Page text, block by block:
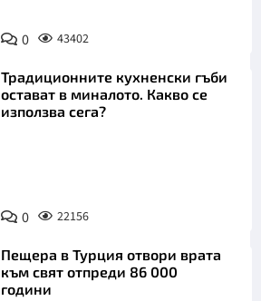
0 43402
Традиционните кухненски гъби
остават в миналото. Какво се
използва сега?
0 22156
Пещера в Турция отвори врата
към свят отпреди 86 000
години